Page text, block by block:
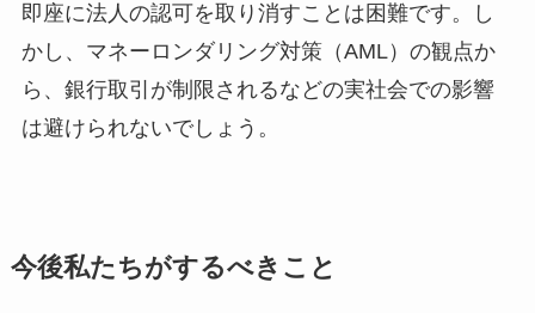
即座に法人の認可を取り消すことは困難です。し
かし、マネーロンダリング対策（AML）の観点か
ら、銀行取引が制限されるなどの実社会での影響
は避けられないでしょう。
今後私たちがするべきこと